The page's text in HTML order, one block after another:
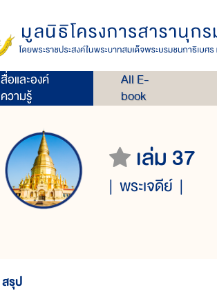
สื่อและองค์
ความรู้
All E-
book
เล่ม 37
พระเจดีย์
สรุป